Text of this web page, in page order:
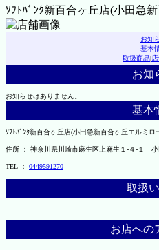
ｿﾌﾄﾊﾞﾝｸ新百合ヶ丘店(小田急
お知
基本
取扱商品|
お知
お知らせはありません。
基本
ｿﾌﾄﾊﾞﾝｸ新百合ヶ丘店(小田急新百合ヶ丘エルミロ
住所 ： 神奈川県川崎市麻生区上麻生１-４-１ 小
TEL ： 0449591270
取扱
お店への